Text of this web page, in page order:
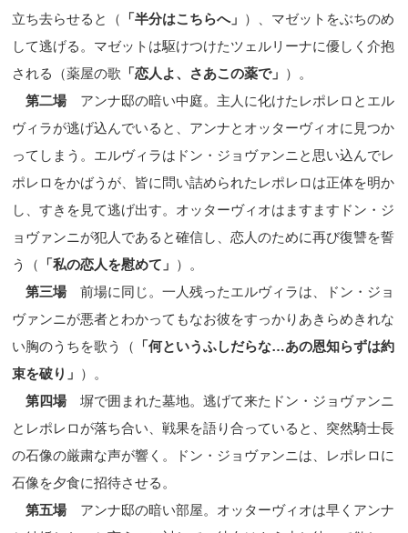
立ち去らせると（
「半分はこちらへ」 ）、マゼットをぶちのめ
して逃げる。マゼットは駆けつけたツェルリーナに優しく介抱
される（薬屋の歌 「恋人よ、さあこの薬で」 ）。
第二場アンナ邸の暗い中庭。主人に化けたレポレロとエル
ヴィラが逃げ込んでいると、アンナとオッターヴィオに見つか
ってしまう。エルヴィラはドン・ジョヴァンニと思い込んでレ
ポレロをかばうが、皆に問い詰められたレポレロは正体を明か
し、すきを見て逃げ出す。オッターヴィオはますますドン・ジ
ョヴァンニが犯人であると確信し、恋人のために再び復讐を誓
う（
「私の恋人を慰めて」 ）。
第三場前場に同じ。一人残ったエルヴィラは、ドン・ジョ
ヴァンニが悪者とわかってもなお彼をすっかりあきらめきれな
い胸のうちを歌う（
「何というふしだらな…あの恩知らずは約
束を破り」 ）。
第四場塀で囲まれた墓地。逃げて来たドン・ジョヴァンニ
とレポレロが落ち合い、戦果を語り合っていると、突然騎士長
の石像の厳粛な声が響く。ドン・ジョヴァンニは、レポレロに
石像を夕食に招待させる。
第五場アンナ邸の暗い部屋。オッターヴィオは早くアンナ